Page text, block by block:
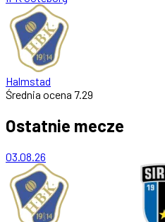
Halmstad
Średnia ocena 7.29
Ostatnie mecze
03.08.26